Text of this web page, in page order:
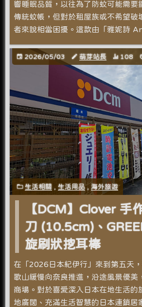
響睡眠品質，以往為了防蚊可能需要
傳統蚊帳，但對於租屋族或不希望破
者來說相當困擾。這款由「雅妮詩
2026/05/03 萌芽站長 108
生活相關 ,生活用品,海外旅遊
【DCM】Clover 手
刀 (10.5cm)、
旋刷狀挖耳棒
在「2026日本紀伊行」來到第五天
歌山緩慢向奈良推進，沿途風景優美
商場。對於喜愛深入日本在地生活的
地廣闊、充滿生活智慧的日本連鎖